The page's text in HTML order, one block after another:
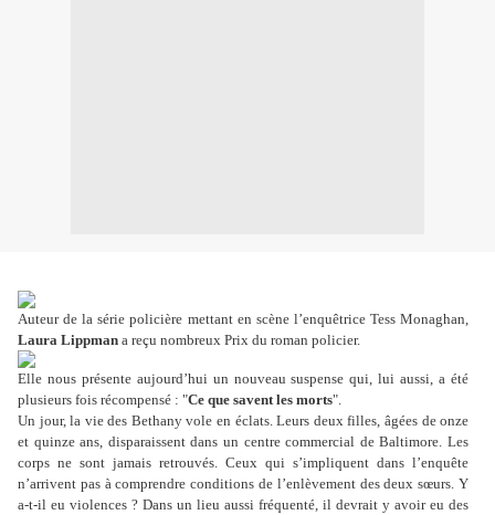
Auteur de la série policière mettant en scène l’enquêtrice Tess Monaghan,
Laura Lippman a reçu nombreux Prix du roman policier.
Elle nous présente aujourd’hui un nouveau suspense qui, lui aussi, a été
plusieurs fois récompensé : "Ce que savent les morts".
Un jour, la vie des Bethany vole en éclats. Leurs deux filles, âgées de onze
et quinze ans, disparaissent dans un centre commercial de Baltimore. Les
corps ne sont jamais retrouvés. Ceux qui s’impliquent dans l’enquête
n’arrivent pas à comprendre conditions de l’enlèvement des deux sœurs. Y
a-t-il eu violences ? Dans un lieu aussi fréquenté, il devrait y avoir eu des